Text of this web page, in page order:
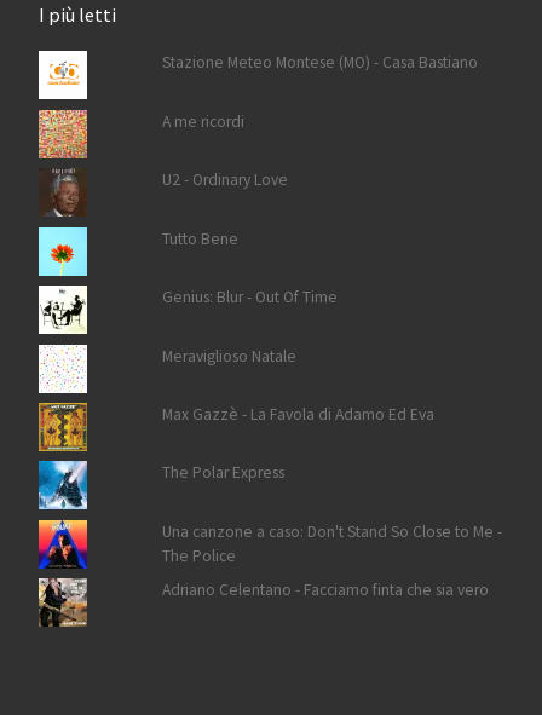
I più letti
Stazione Meteo Montese (MO) - Casa Bastiano
A me ricordi
U2 - Ordinary Love
Tutto Bene
Genius: Blur - Out Of Time
Meraviglioso Natale
Max Gazzè - La Favola di Adamo Ed Eva
The Polar Express
Una canzone a caso: Don't Stand So Close to Me -
The Police
Adriano Celentano - Facciamo finta che sia vero